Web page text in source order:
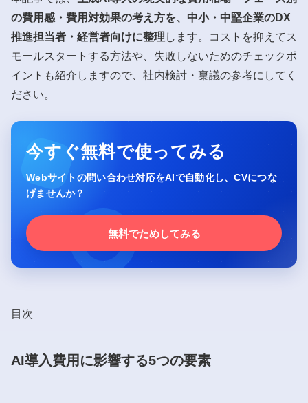
の費用感・費用対効果の考え方を、中小・中堅企業のDX
推進担当者・経営者向けに整理 します。コストを抑えてス
モールスタートする方法や、失敗しないためのチェックポ
イントも紹介しますので、社内検討・稟議の参考にしてく
ださい。
今すぐ無料で使ってみる
Webサイトの問い合わせ対応をAIで自動化し、CVにつな
げませんか？
無料でためしてみる
目次
AI導入費用に影響する5つの要素